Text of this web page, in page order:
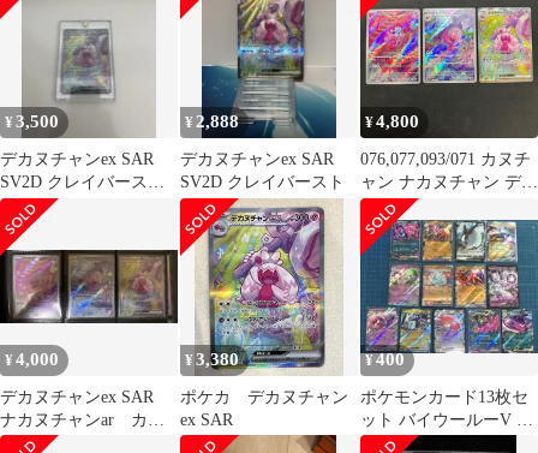
¥3,500
デカヌチャンex SAR
SV2D クレイバースト
093/071
¥2,888
デカヌチャンex SAR
SV2D クレイバースト
¥4,800
076,077,093/071 カヌチ
ャン ナカヌチャン デカ
ヌチャンex AR,SAR
SV2D クレイバースト
進化ラインセット
¥4,000
デカヌチャンex SAR
ナカヌチャンar カヌ
チャンar
¥3,380
ポケカ デカヌチャン
ex SAR
¥400
ポケモンカード13枚セ
ット バイウールーV ミ
ュウツーV など